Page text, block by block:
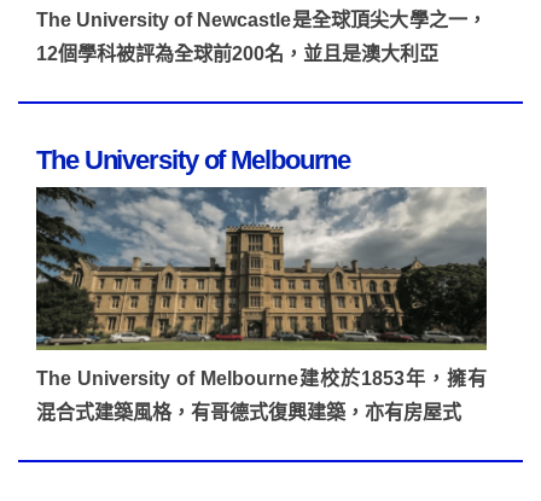
The University of Newcastle是全球頂尖大學之一，
12個學科被評為全球前200名，並且是澳大利亞
The University of Melbourne
The University of Melbourne建校於1853年，擁有
混合式建築風格，有哥德式復興建築，亦有房屋式